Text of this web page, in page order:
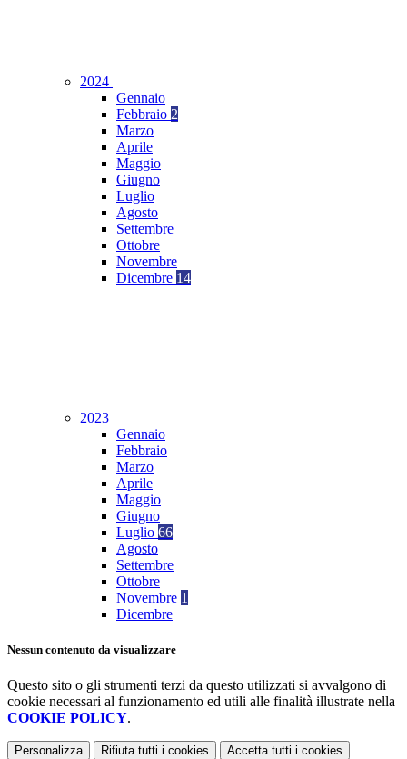
2024
Gennaio
Febbraio 2
Marzo
Aprile
Maggio
Giugno
Luglio
Agosto
Settembre
Ottobre
Novembre
Dicembre 14
2023
Gennaio
Febbraio
Marzo
Aprile
Maggio
Giugno
Luglio 66
Agosto
Settembre
Ottobre
Novembre 1
Dicembre
Nessun contenuto da visualizzare
Questo sito o gli strumenti terzi da questo utilizzati si avvalgono di
cookie necessari al funzionamento ed utili alle finalità illustrate nella
COOKIE POLICY.
Personalizza Rifiuta tutti i cookies Accetta tutti i cookies